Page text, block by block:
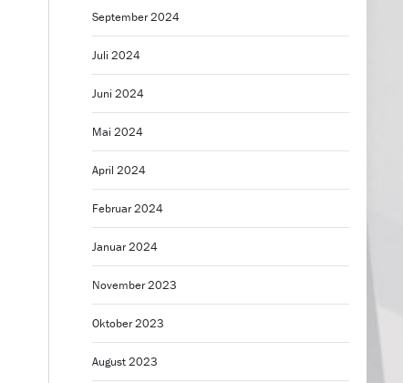
September 2024
Juli 2024
Juni 2024
Mai 2024
April 2024
Februar 2024
Januar 2024
November 2023
Oktober 2023
August 2023